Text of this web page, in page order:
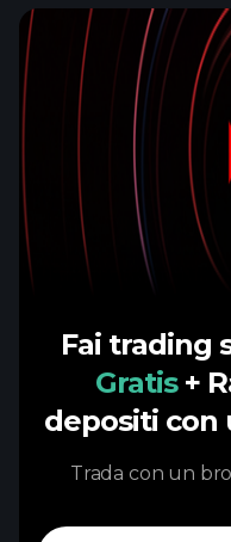
Fai trading
Gratis +
depositi con
Trada con un